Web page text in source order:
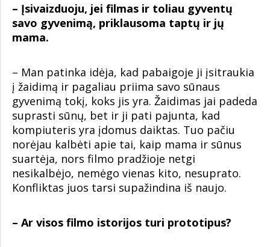
– Įsivaizduoju, jei filmas ir toliau gyventų
savo gyvenimą, priklausoma taptų ir jų
mama.
– Man patinka idėja, kad pabaigoje ji įsitraukia
į žaidimą ir pagaliau priima savo sūnaus
gyvenimą tokį, koks jis yra. Žaidimas jai padeda
suprasti sūnų, bet ir ji pati pajunta, kad
kompiuteris yra įdomus daiktas. Tuo pačiu
norėjau kalbėti apie tai, kaip mama ir sūnus
suartėja, nors filmo pradžioje netgi
nesikalbėjo, nemėgo vienas kito, nesuprato.
Konfliktas juos tarsi supažindina iš naujo.
– Ar visos filmo istorijos turi prototipus?